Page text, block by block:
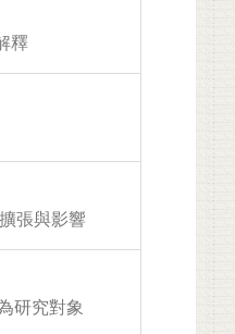
釋
張與影響
研究對象